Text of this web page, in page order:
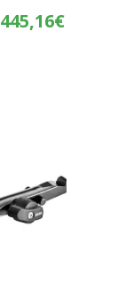
445,16€Rango